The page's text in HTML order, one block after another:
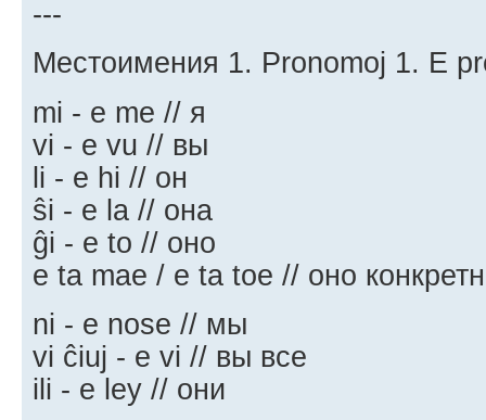
---
Местоимения 1. Pronomoj 1. E
mi - e me // я
vi - e vu // вы
li - e hi // он
ŝi - e la // она
ĝi - e to // оно
e ta mae / e ta toe // оно
ni - e nose // мы
vi ĉiuj - e vi // вы все
ili - e ley // они